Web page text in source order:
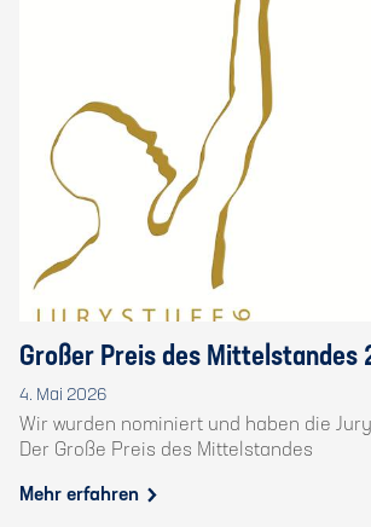
Großer Preis des Mittelstandes
4. Mai 2026
Wir wurden nominiert und haben die
Der Große Preis des Mittelstandes
Mehr erfahren